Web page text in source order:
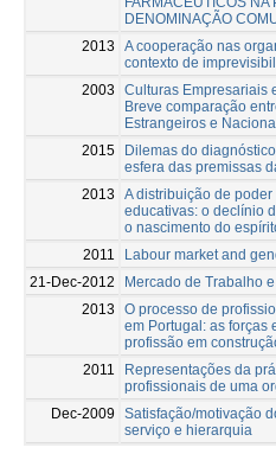
DENOMINAÇÃO
2013
A cooperação nas
contexto de
2003
Culturas Empresariais
Breve comparação
Estrangeiros e
2015
Dilemas do
esfera das premissas
2013
A distribuição de
educativas: o declínio
o nascimento do
2011
Labour market and
21-Dec-2012
Mercado de Trabalho
2013
O processo de
em Portugal: as forças
profissão em
2011
Representações da
profissionais de uma
Dec-2009
Satisfação/motivação
serviço e hierarquia